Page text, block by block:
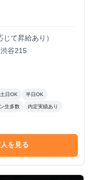
て昇給あり）
谷215
土日OK 半日OK
生多数 内定実績あり
を見る